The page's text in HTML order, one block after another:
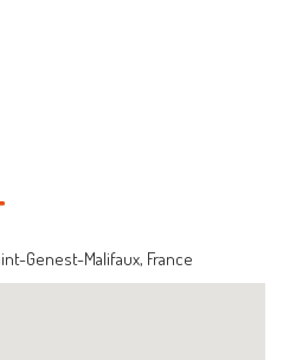
Genest-Malifaux, France